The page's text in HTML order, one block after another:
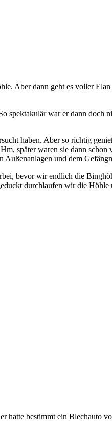
Aber dann geht es voller
war er dann doch
haben. Aber so richtig
später waren sie dann
und dem
bevor wir endlich die
durchlaufen wir die
hatte bestimmt ein Blechauto